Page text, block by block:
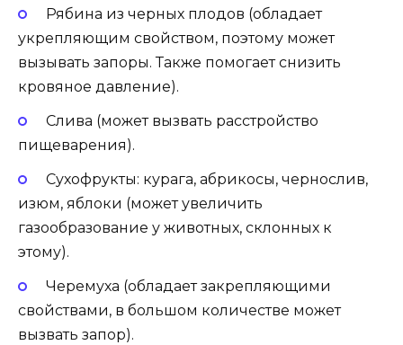
Рябина из черных плодов (обладает
укрепляющим свойством, поэтому может
вызывать запоры. Также помогает снизить
кровяное давление).
Слива (может вызвать расстройство
пищеварения).
Сухофрукты: курага, абрикосы, чернослив,
изюм, яблоки (может увеличить
газообразование у животных, склонных к
этому).
Черемуха (обладает закрепляющими
свойствами, в большом количестве может
вызвать запор).